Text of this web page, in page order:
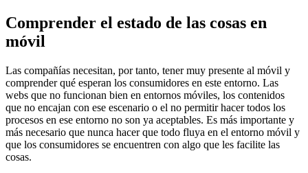
Comprender el estado de las cosas en
móvil
Las compañías necesitan, por tanto, tener muy presente al móvil y
comprender qué esperan los consumidores en este entorno. Las
webs que no funcionan bien en entornos móviles, los contenidos
que no encajan con ese escenario o el no permitir hacer todos los
procesos en ese entorno no son ya aceptables. Es más importante y
más necesario que nunca hacer que todo fluya en el entorno móvil y
que los consumidores se encuentren con algo que les facilite las
cosas.